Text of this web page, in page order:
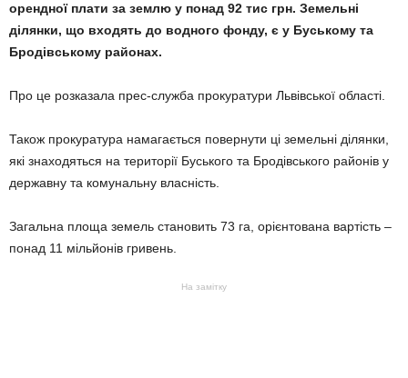
орендної плати за землю у понад 92 тис грн. Земельні
ділянки, що входять до водного фонду, є у Буському та
Бродівському районах.
Про це розказала прес-служба прокуратури Львівської області.
Також прокуратура намагається повернути ці земельні ділянки,
які знаходяться на території Буського та Бродівського районів у
державну та комунальну власність.
Загальна площа земель становить 73 га, орієнтована вартість –
понад 11 мільйонів гривень.
На замітку